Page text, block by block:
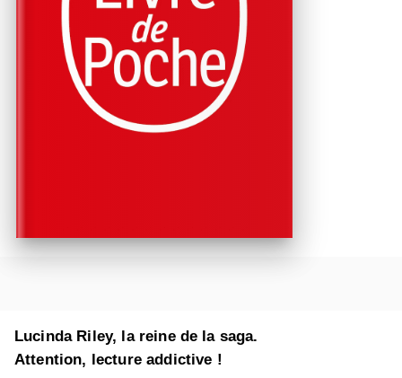
Lucinda Riley, la reine de la saga.
Attention, lecture addictive !